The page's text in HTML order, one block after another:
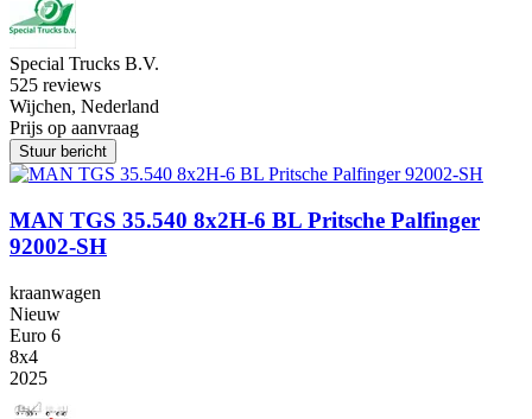
Special Trucks B.V.
525 reviews
Wijchen, Nederland
Prijs op aanvraag
Stuur bericht
MAN TGS 35.540 8x2H-6 BL Pritsche Palfinger
92002-SH
kraanwagen
Nieuw
Euro 6
8x4
2025